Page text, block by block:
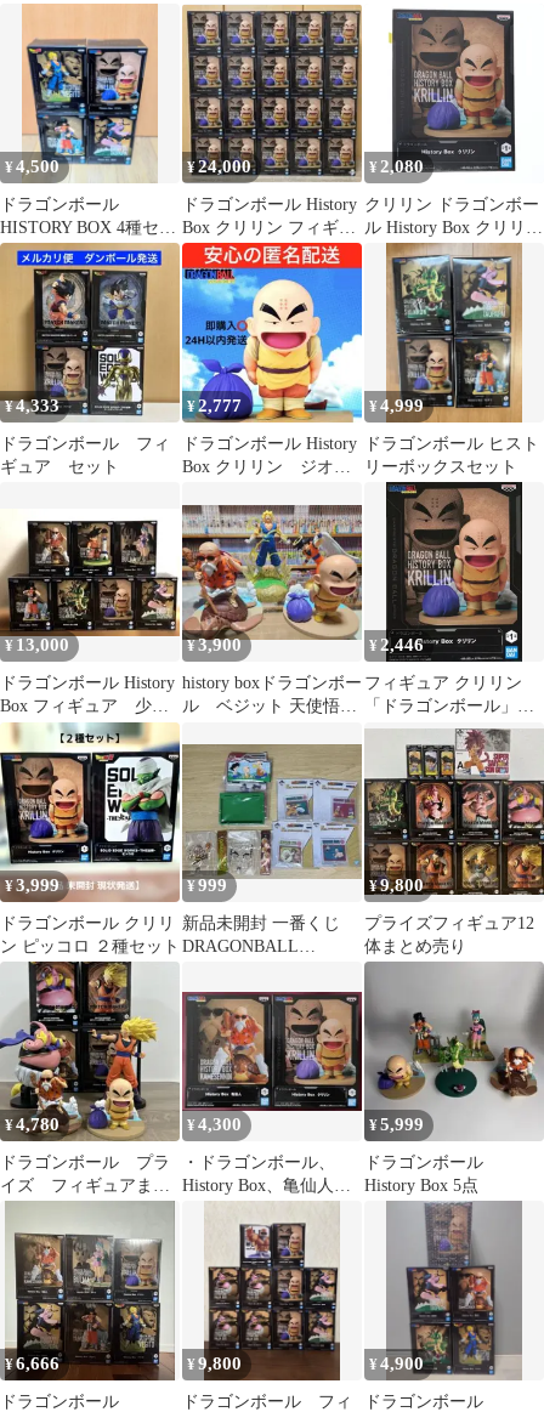
ュア 6種セット
ヒストリーボックス
¥4,500
ドラゴンボール
HISTORY BOX 4種セッ
ト
¥24,000
ドラゴンボール History
Box クリリン フィギュ
ア 20個セット
¥ 2,080
クリリン ドラゴンボー
ル History Box クリリン
DRAGON BALL フィギ
ュア プライズ(2762952)
バンプレスト
¥ 4,333
ドラゴンボール フィ
ギュア セット
¥2,777
ドラゴンボール History
Box クリリン ジオラ
封
¥4,999
ドラゴンボール ヒスト
リーボックスセット
¥ 13,000
ドラゴンボール History
Box フィギュア 少年
期 7体セット 未開封
¥3,900
history boxドラゴンボー
ル ベジット 天使悟
¥2,446
フィギュア クリリン
「ドラゴンボール」
History Box クリリン
【10日以内発送】
¥3,999
ドラゴンボール クリリ
ン ピッコロ ２種セット
¥999
新品未開封 一番くじ
DRAGONBALL
¥9,800
プライズフィギュア12
体まとめ売り
¥4,780
ドラゴンボール プラ
イズ フィギュアまと
り
¥4,300
・ドラゴンボール、
History Box、亀仙人、
¥5,999
ドラゴンボール
History Box 5点
¥6,666
ドラゴンボール
¥9,800
ドラゴンボール フィ
¥4,900
ドラゴンボール